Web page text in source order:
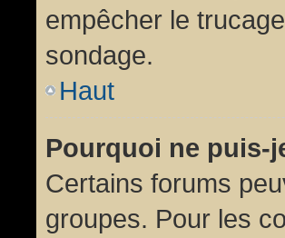
empêcher le
sondage.
Haut
Pourquoi ne puis-
Certains forums
groupes. Pour les